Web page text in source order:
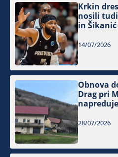
Krkin
nosili
in Šikanić
14/07/2026
Obnova
Drag pri
napreduje
28/07/2026